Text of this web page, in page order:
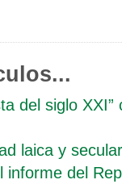
del siglo
laica y
informe del